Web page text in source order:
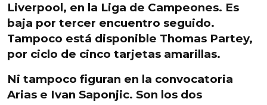
Liverpool, en la Liga de Campeones. Es
baja por tercer encuentro seguido.
Tampoco está disponible Thomas Partey,
por ciclo de cinco tarjetas amarillas.
Ni tampoco figuran en la convocatoria
Arias e Ivan Saponjic. Son los dos